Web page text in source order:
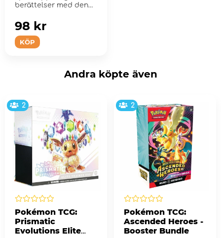
berättelser med denna
KÖP
98 kr
Andra köpte även
2
Pokémon TCG:
Prismatic
Evolutions Elite
2
Pokémon TCG:
Ascended Heroes -
Booster Bundle